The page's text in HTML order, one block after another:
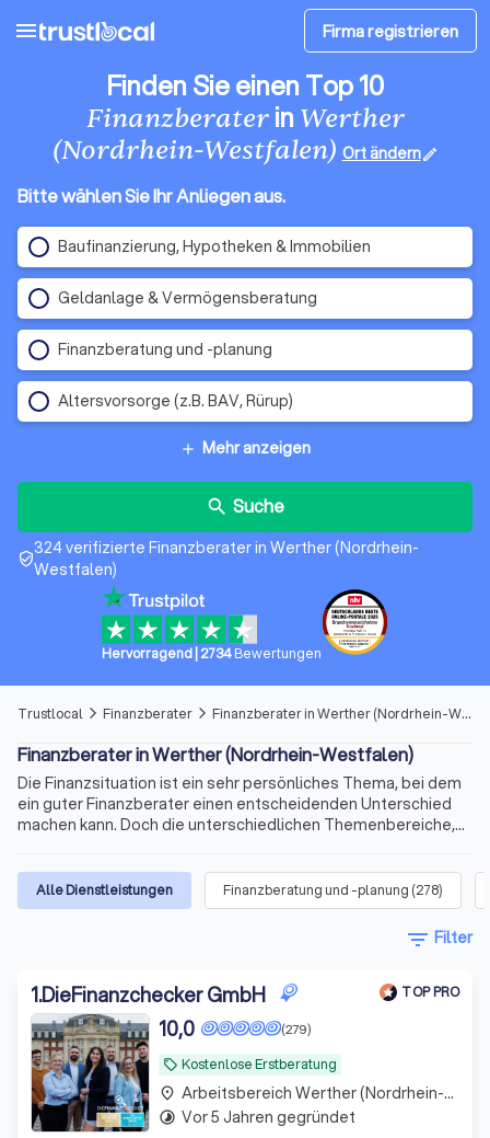
menu Firma registrieren
Finden Sie einen Top 10
Finanzberaterin Werther
(Nordrhein-Westfalen) Ort ändernedit
Bitte wählen Sie Ihr Anliegen aus.
Baufinanzierung, Hypotheken & Immobilien
Geldanlage & Vermögensberatung
Finanzberatung und -planung
Altersvorsorge (z.B. BAV, Rürup)
add Mehr anzeigen
search Suche
verified_user
324 verifizierte Finanzberater in Werther (Nordrhein-
Westfalen)
Hervorragend 2734Bewertungen
Trustlocal arrow_forward_ios Finanzberater arrow_forward_ios Finanzberater in Werther (Nordrhein-Westfalen)
Finanzberater in Werther (Nordrhein-Westfalen)
Die Finanzsituation ist ein sehr persönliches Thema, bei dem
ein guter Finanzberater einen entscheidenden Unterschied
machen kann. Doch die unterschiedlichen Themenbereiche,
nach dem richtigen Berater schnell kompliziert. Wir bieten
Ihnen für Ihre Finanzen Experten für Versicherungen,
Immobilienfinanzierungen, Geldanlagen, Altersvorsorge und
vieles mehr. Finden Sie jetzt mit Trustlocal den besten
Umgebung.
Alle Dienstleistungen Finanzberatung und -planung (278)
filter_list Filter
1.DieFinanzchecker GmbH TOP PRO
local_offer Kostenlose Erstberatung
(279)
10,0
place Arbeitsbereich Werther (Nordrhein-Westfalen)
timelapse Vor 5 Jahren gegründet